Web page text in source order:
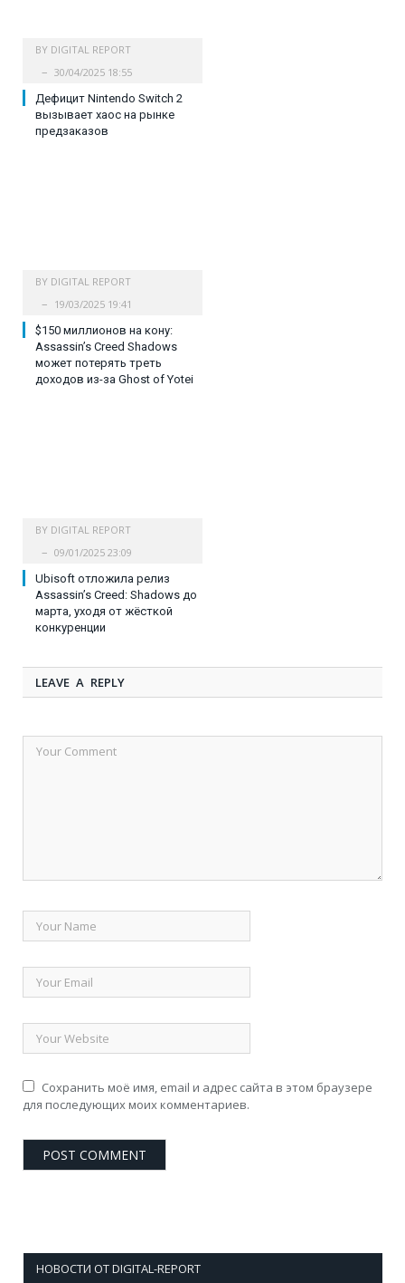
BY DIGITAL REPORT
30/04/2025 18:55
Дефицит Nintendo Switch 2
вызывает хаос на рынке
предзаказов
BY DIGITAL REPORT
19/03/2025 19:41
$150 миллионов на кону:
Assassin’s Creed Shadows
может потерять треть
доходов из-за Ghost of Yotei
BY DIGITAL REPORT
09/01/2025 23:09
Ubisoft отложила релиз
Assassin’s Creed: Shadows до
марта, уходя от жёсткой
конкуренции
LEAVE A REPLY
Сохранить моё имя, email и адрес сайта в этом браузере
для последующих моих комментариев.
НОВОСТИ ОТ DIGITAL-REPORT